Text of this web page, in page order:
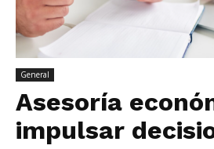
General
Asesoría
impulsar